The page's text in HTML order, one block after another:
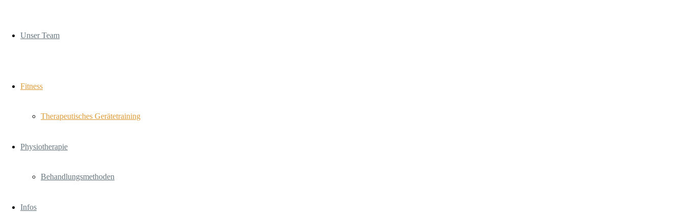
Unser Team
Fitness
Therapeutisches Gerätetraining
Physiotherapie
Behandlungsmethoden
Infos